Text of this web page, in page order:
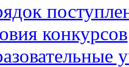
конкурсов